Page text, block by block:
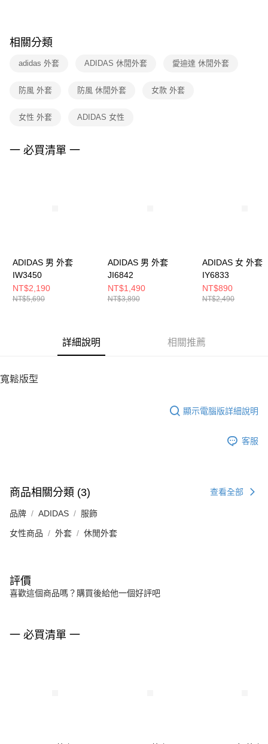
※ 交易是否成功請以「AFTEE先享後付 」之結帳頁面顯示為準，若有關於
是否繳費成功／繳費後需取消欲退款等相關疑問，請聯繫「AFTEE先享後付
客戶支援中心」
https://netprotections.freshdesk.com/support/home
１．透過由恩沛科技股份有限公司提供之「AFTEE先享後付」服務完成之交
權轉讓予恩沛科技股份有限公司。
３．未成年的使用者請事先徵得法定代理人或監護人之同意方可使用
「AFTEE先享後付」，若未經同意申辦者引起之損失，本公司不負相關責
相關分類
adidas 外套 ADIDAS 休閒外套 愛迪達 休閒外套
防風 外套 防風 休閒外套 女款 外套
女性 外套 ADIDAS 女性
一 必買清單 一
ADIDAS 男 外套
IW3450
NT$2,190
NT$5,690
ADIDAS 男 外套
JI6842
NT$1,490
NT$3,890
ADIDAS 女 外套
IY6833
NT$890
NT$2,490
詳細說明 相關推薦
寬鬆版型
顯示電腦版詳細說明
客服
商品相關分類 (3) 查看全部
品牌 ADIDAS 服飾
女性商品 外套 休閒外套
評價
喜歡這個商品嗎？購買後給他一個好評吧
一 必買清單 一